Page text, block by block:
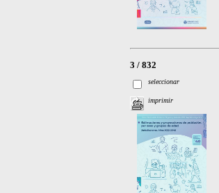
3 / 832
seleccionar
imprimir